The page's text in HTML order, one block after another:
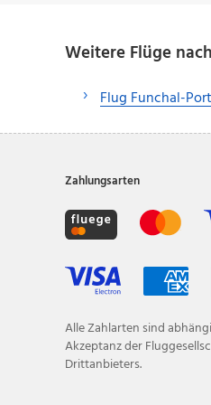
Weitere Flüge
Flug Funchal-